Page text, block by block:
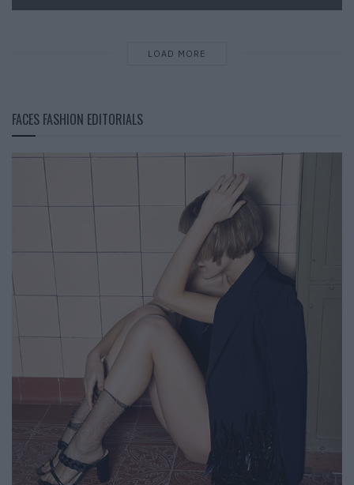
LOAD MORE
FACES FASHION EDITORIALS